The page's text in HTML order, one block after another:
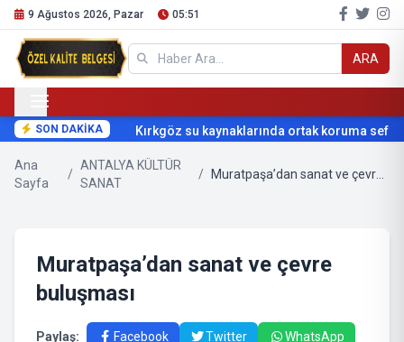
9 Ağustos 2026, Pazar 05:51
ARA
SON DAKİKA Kırkgöz su kaynaklarında ortak koruma
Ana
Sayfa
/
ANTALYA KÜLTÜR
SANAT
/
Muratpaşa’dan sanat ve çevre
buluşması
Paylaş: Facebook Twitter WhatsApp